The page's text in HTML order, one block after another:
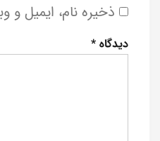
ذخیره نام، ایمیل
دیدگاه*